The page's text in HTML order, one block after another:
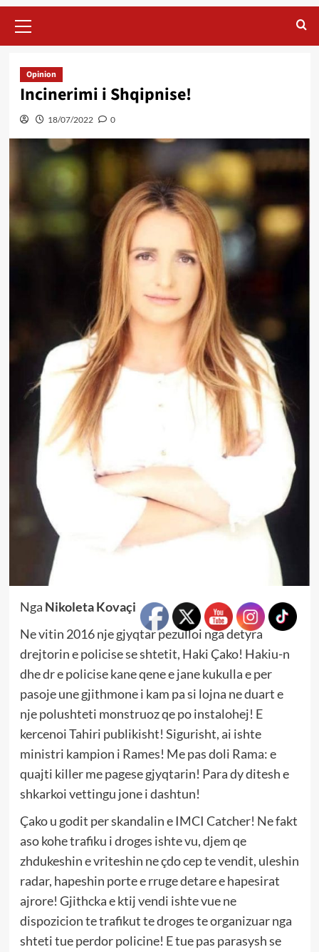
Menu
Opinion
Incinerimi i Shqipnise!
18/07/2022 0
Nga Nikoleta Kovaçi
Ne vitin 2016 nje gjyqtar pezulloi nga detyra
drejtorin e policise se shtetit, Haki Çako! Hakiu-n
dhe dr e policise kane qene e jane kukulla e per
pasoje une gjithmone i kam pa si lojna ne duart e
nje polushteti monstruoz qe po instalohej! E
kercenoi Tahiri publikisht! Sigurisht, ai ishte
ministri kampion i Rames! Me pas doli Rama: e
quajti killer me pagese gjyqtarin! Para dy ditesh e
shkarkoi vettingu jone i dashtun!
Çako u godit per skandalin e IMCI Catcher! Ne fakt
aso kohe trafiku i droges ishte vu, djem qe
zhdukeshin e vriteshin ne çdo cep te vendit, uleshin
radar, hapeshin porte e rruge detare e hapesirat
ajrore! Gjithcka e ktij vendi ishte vue ne
dispozicion te trafikut te droges te organizuar nga
shteti tue perdor policine! E tue pas parasysh se